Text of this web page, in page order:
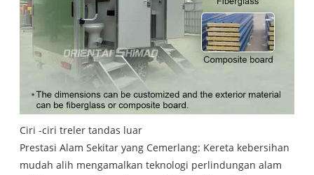
Ciri -ciri treler tandas luar
Prestasi Alam Sekitar yang Cemerlang: Kereta kebersihan
mudah alih mengamalkan teknologi perlindungan alam